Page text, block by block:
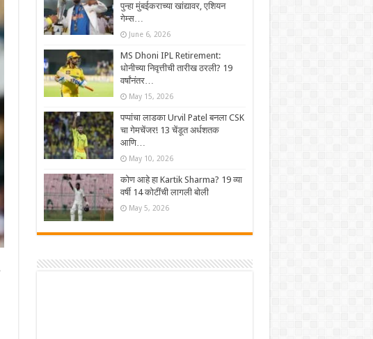
पुन्हा मुंबईकराच्या खांद्यावर, एशियन
गेम्स…
June 6, 2026
MS Dhoni IPL Retirement:
धोनीच्या निवृत्तीची तारीख ठरली? 19
वर्षांनंतर…
May 15, 2026
पप्पांचा लाडका Urvil Patel बनला CSK
चा गेमचेंजर! 13 चेंडूत अर्धशतक
आणि…
May 10, 2026
कोण आहे हा Kartik Sharma? 19 व्या
वर्षी 14 कोटींची लागली बोली
May 5, 2026